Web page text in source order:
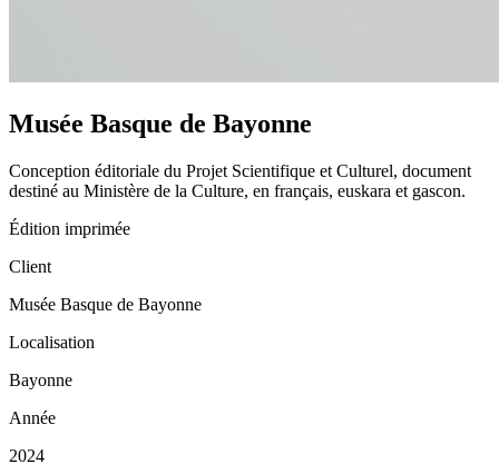
Musée Basque de Bayonne
Conception éditoriale du Projet Scientifique et Culturel, document
destiné au Ministère de la Culture, en français, euskara et gascon.
Édition imprimée
Client
Musée Basque de Bayonne
Localisation
Bayonne
Année
2024